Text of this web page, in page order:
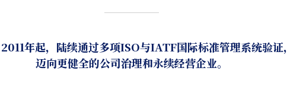
年起，陆续通过多项ISO与IATF国际标准管理系统验证，
迈向更健全的公司治理和永续经营企业。